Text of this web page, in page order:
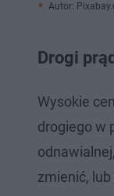
Autor:
Drogi
Wysokie
drogiego w
zmienić,